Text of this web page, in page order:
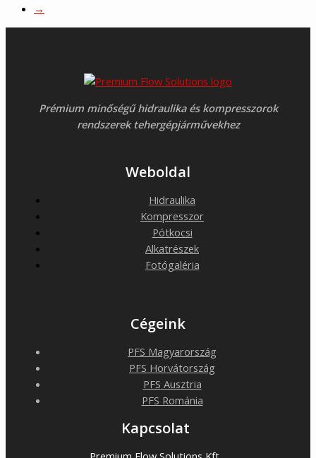
→
Prémium minőségű hidraulika és kompresszorok
rendszerek tehergépjárművekhez
Weboldal
Hidraulika
Kompresszor
Pótkocsi
Alkatrészek
Fotógaléria
Cégeink
PFS Magyarország
PFS Horvátország
PFS Ausztria
PFS Románia
Kapcsolat